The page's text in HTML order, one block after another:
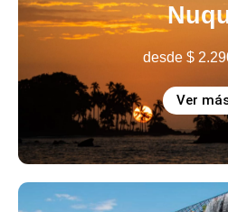
desde $
Ver